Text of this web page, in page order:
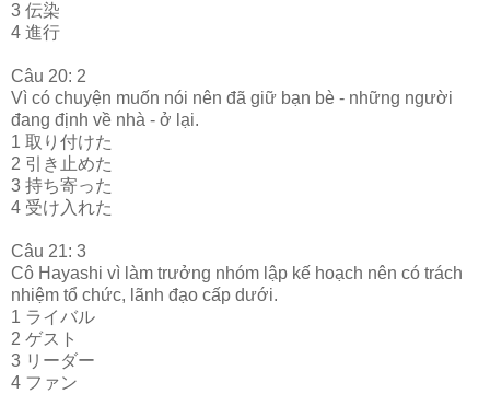
3 伝染
4 進行
Câu 20: 2
Vì có chuyện muốn nói nên đã giữ bạn bè - những người
đang định về nhà - ở lại.
1 取り付けた
2 引き止めた
3 持ち寄った
4 受け入れた
Câu 21: 3
Cô Hayashi vì làm trưởng nhóm lập kế hoạch nên có trách
nhiệm tổ chức, lãnh đạo cấp dưới.
1 ライバル
2 ゲスト
3 リーダー
4 ファン